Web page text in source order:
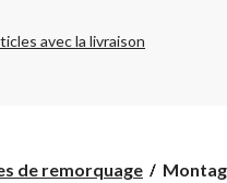
avec la livraison
de remorquage